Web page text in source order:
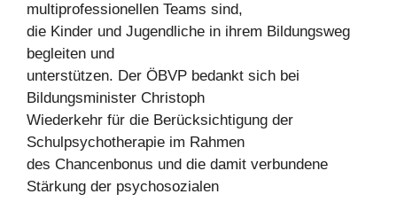
multiprofessionellen Teams sind,
die Kinder und Jugendliche in ihrem Bildungsweg
begleiten und
unterstützen. Der ÖBVP bedankt sich bei
Bildungsminister Christoph
Wiederkehr für die Berücksichtigung der
Schulpsychotherapie im Rahmen
des Chancenbonus und die damit verbundene
Stärkung der psychosozialen